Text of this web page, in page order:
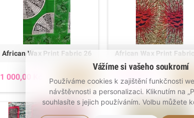
African Wax Print Fabric 26
1 000,00 Kč KOUPIT
African Wax Print
1 000,00 Kč
Vážíme si vašeho soukromí
Používáme cookies k zajištění funkčnosti
návštěvnosti a personalizaci. Kliknutím na
souhlasíte s jejich používáním. Volbu můžete